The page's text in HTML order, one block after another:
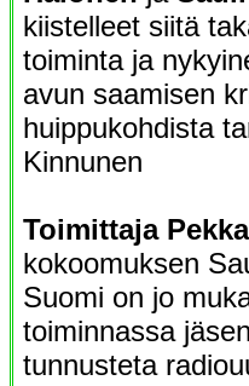
kiistelleet siitä
toiminta ja
avun saamisen
huippukohdista
Kinnunen
Toimittaja
kokoomuksen
Suomi on jo
toiminnassa
tunnusteta